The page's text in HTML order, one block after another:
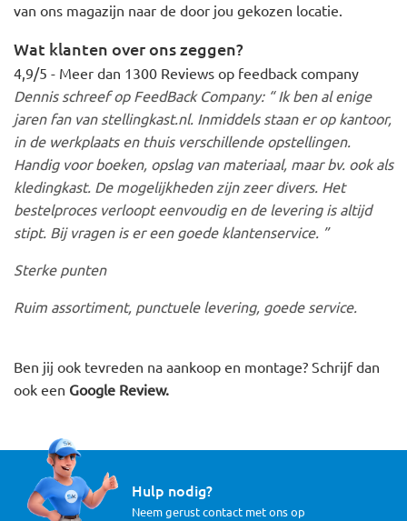
van ons magazijn naar de door jou gekozen locatie.
Wat klanten over ons zeggen?
4,9/5 - Meer dan 1300 Reviews op feedback company
Dennis schreef op FeedBack Company: “ Ik ben al enige
jaren fan van stellingkast.nl. Inmiddels staan er op kantoor,
in de werkplaats en thuis verschillende opstellingen.
Handig voor boeken, opslag van materiaal, maar bv. ook als
kledingkast. De mogelijkheden zijn zeer divers. Het
bestelproces verloopt eenvoudig en de levering is altijd
stipt. Bij vragen is er een goede klantenservice. ”
Sterke punten
Ruim assortiment, punctuele levering, goede service.
Ben jij ook tevreden na aankoop en montage? Schrijf dan
ook een Google Review.
Hulp nodig?
Neem gerust contact met ons op